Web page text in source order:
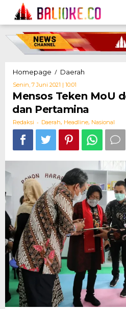
content
Homepage / Daerah
dengan
IOF,
dan
Pertamina
Senin, 7 Juni 2021 | 10:01
Redaksi
Mensos Teken MoU
dan Pertamina
Redaksi - Daerah, Headline, Nasional